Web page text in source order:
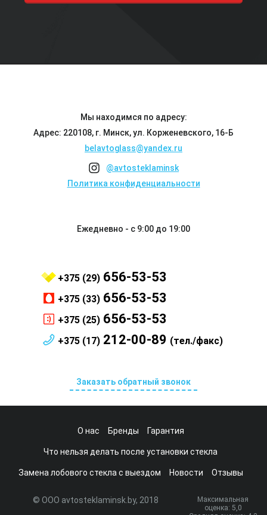
Мы находимся по адресу:
Адрес: 220108, г. Минск, ул. Корженевского, 16-Б
belavtoglass@yandex.ru
@avtosteklaminsk
Политика конфиденциальности
Ежедневно - с 9:00 до 19:00
+375 (29) 656-53-53
+375 (33) 656-53-53
+375 (25) 656-53-53
+375 (17) 212-00-89 (тел./факс)
Заказать обратный звонок
О нас Бренды Гарантия
Что нельзя делать после установки стекла
Замена лобового стекла с выездом Новости Отзывы
© ООО avtosteklaminsk.by, 2018
Максимальная
оценка: 5,0